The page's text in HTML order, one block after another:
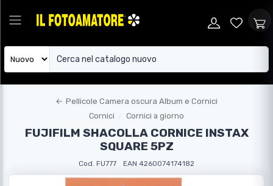
← Pellicole Camera oscura Album e Cornici
Cornici
Cornici a giorno
FUJIFILM SHACOLLA CORNICE INSTAX
SQUARE 5PZ
Cod. FU777 EAN 4260074174182